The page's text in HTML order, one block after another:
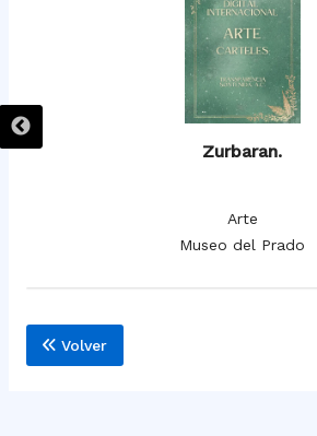
Zurbaran.
Arte
Museo del Prado
Volver